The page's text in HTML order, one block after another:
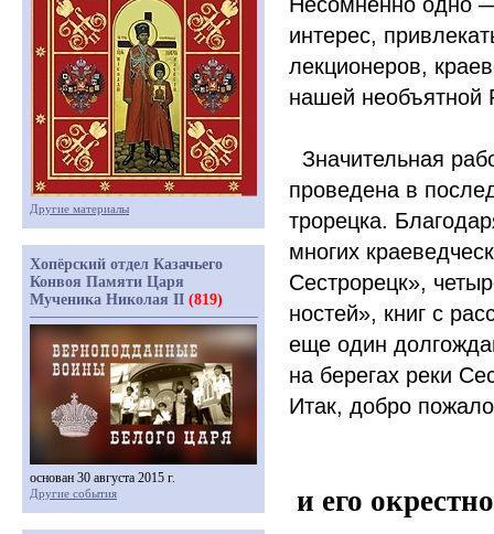
интерес,
лекционеров,
нашей
Значительная
проведена в
трорецка.
многих
Сестрорецк»,
ностей», книг с
еще один
на берегах реки
Итак, добро
и его
Другие материалы
Хопёрский отдел Казачьего
Конвоя Памяти Царя
Мученика Николая II (819)
основан 30 августа 2015 г.
Другие события